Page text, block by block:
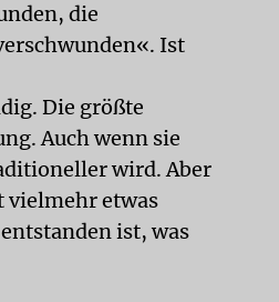
die
Ist
Die größte
Auch wenn sie
wird. Aber
vielmehr etwas
ist, was